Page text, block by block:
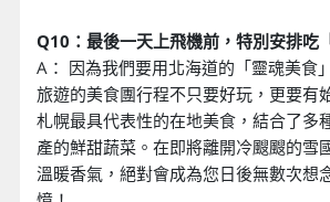
Q10：最後一天上飛機前，特別安排吃
A： 因為我們要用北海道的「靈魂美食
旅遊的美食團行程不只要好玩，更要有
札幌最具代表性的在地美食，結合了多
產的鮮甜蔬菜。在即將離開冷颼颼的雪
溫暖香氣，絕對會成為您日後無數次想